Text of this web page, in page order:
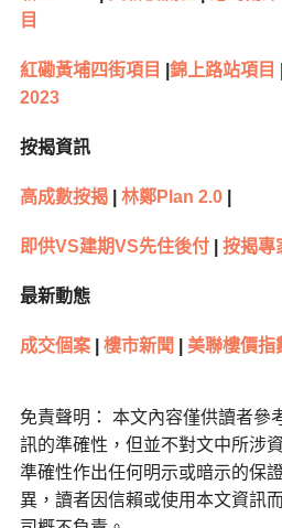
目
紅磡黃埔四街項目 錦上路站項目
2023
按揭資訊
高成數按揭| 林鄭Plan 2.0|
即供VS建期VS先住後付| 按揭專
最新動態
成交個案| 樓市新聞 美聯樓價指
免責聲明： 本文內容僅供讀者參
訊的準確性，但並不對文中所涉
準確性作出任何明示或暗示的保
異，讀者因信賴或使用本文資訊